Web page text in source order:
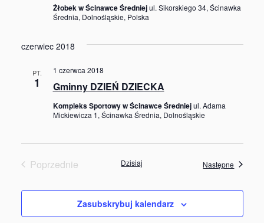
Żłobek w Ścinawce Średniejul. Sikorskiego 34, Ścinawka
Średnia, Dolnośląskie, Polska
czerwiec 2018
PT.
1 Gminny DZIEŃ DZIECKA
1 czerwca 2018
Kompleks Sportowy w Ścinawce Średniejul. Adama
Mickiewicza 1, Ścinawka Średnia, Dolnośląskie
Poprzednie
Dzisiaj Następne
Zasubskrybuj kalendarz